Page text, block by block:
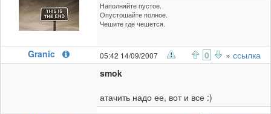
Наполняйте пустое.
Опустошайте полное.
Чешите где чешется.
Granic 05:42 14/09/2007 0 » ссылка
smok
атачить надо ее, вот и все :)